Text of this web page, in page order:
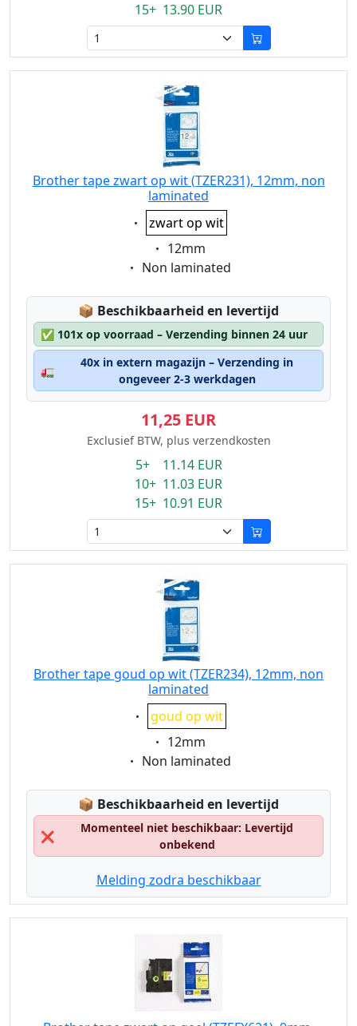
15+ 13.90 EUR
Brother tape zwart op wit (TZER231), 12mm, non
laminated
Eigenschaft:
zwart op wit
Eigenschaft:
12mm
Eigenschaft:
Non laminated
📦 Lagerstatus:
Beschikbaarheid en levertijd
✅ 101x op voorraad – Verzending binnen 24 uur
🚛
40x in extern magazijn – Verzending in
ongeveer 2-3 werkdagen
11,25 EUR
Exclusief BTW, plus verzendkosten
5+ 11.14 EUR
10+ 11.03 EUR
15+ 10.91 EUR
Brother tape goud op wit (TZER234), 12mm, non
laminated
Eigenschaft:
goud op wit
Eigenschaft:
12mm
Eigenschaft:
Non laminated
📦 Lagerstatus:
Beschikbaarheid en levertijd
❌
Momenteel niet beschikbaar: Levertijd
onbekend
Melding zodra beschikbaar